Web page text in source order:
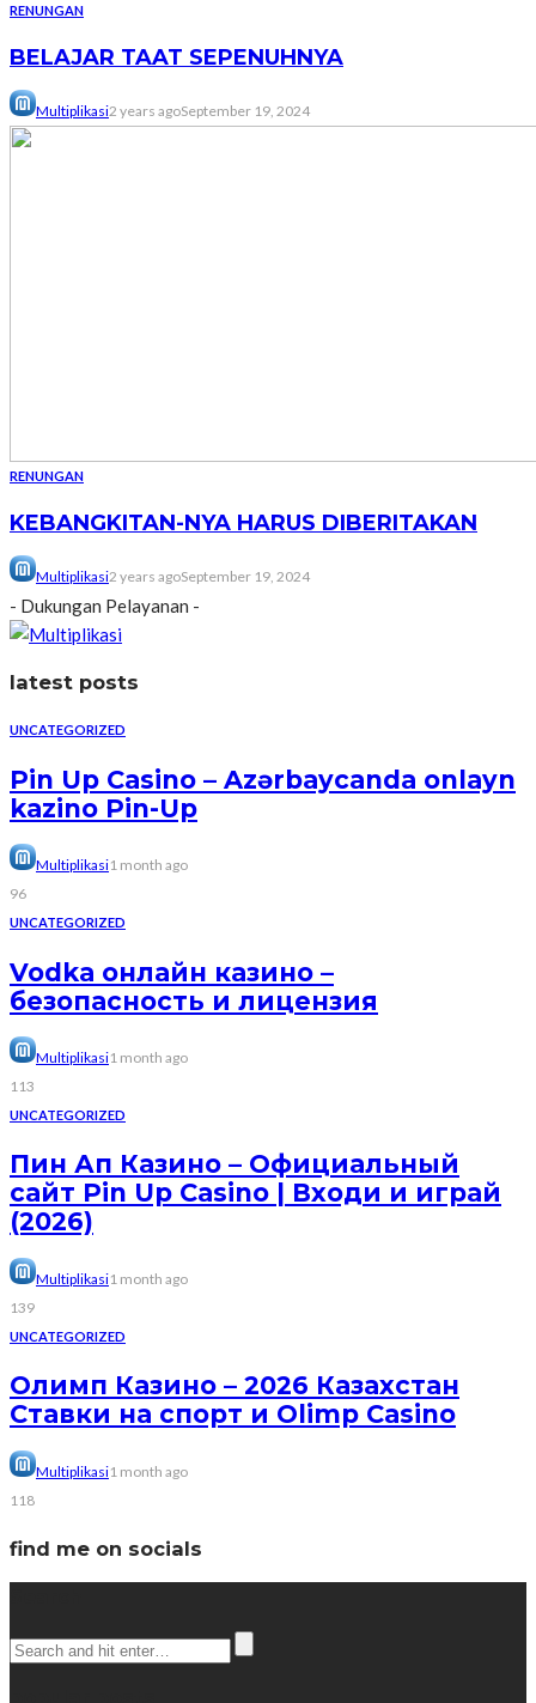
RENUNGAN
BELAJAR TAAT SEPENUHNYA
Multiplikasi2 years agoSeptember 19, 2024
RENUNGAN
KEBANGKITAN-NYA HARUS DIBERITAKAN
Multiplikasi2 years agoSeptember 19, 2024
- Dukungan Pelayanan -
latest posts
UNCATEGORIZED
Pin Up Casino – Azərbaycanda onlayn
kazino Pin-Up
Multiplikasi1 month ago
96
UNCATEGORIZED
Vodka онлайн казино –
безопасность и лицензия
Multiplikasi1 month ago
113
UNCATEGORIZED
Пин Ап Казино – Официальный
сайт Pin Up Casino | Входи и играй
(2026)
Multiplikasi1 month ago
139
UNCATEGORIZED
Олимп Казино – 2026 Казахстан
Ставки на спорт и Olimp Casino
Multiplikasi1 month ago
118
find me on socials